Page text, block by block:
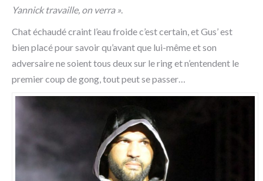
Yannick travaille, on verra ».
Chat échaudé craint l’eau froide c’est certain, et Gus’ est
bien placé pour savoir qu’avant que lui-même et son
adversaire ne soient tous deux sur le ring et n’entendent le
premier coup de gong, tout peut se passer…